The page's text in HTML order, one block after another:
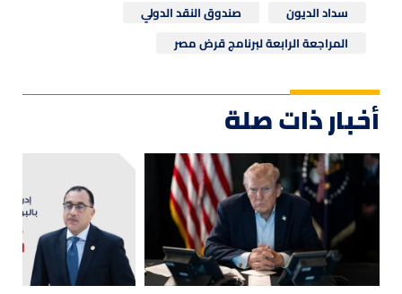
سداد الديون
صندوق النقد الدولي
المراجعة الرابعة لبرنامج قرض مصر
أخبار ذات صلة